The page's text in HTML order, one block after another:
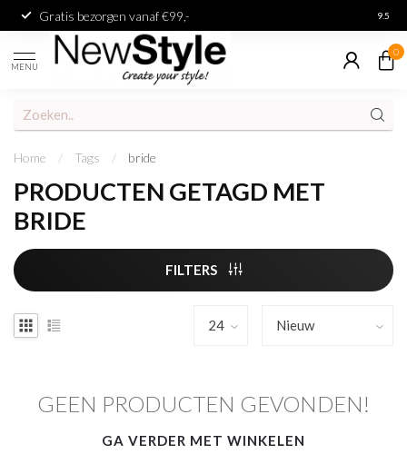
Gratis bezorgen vanaf €99,- 9.5
MENU
0
Home / Tags / bride
PRODUCTEN GETAGD MET
BRIDE
FILTERS
GEEN PRODUCTEN GEVONDEN!
GA VERDER MET WINKELEN